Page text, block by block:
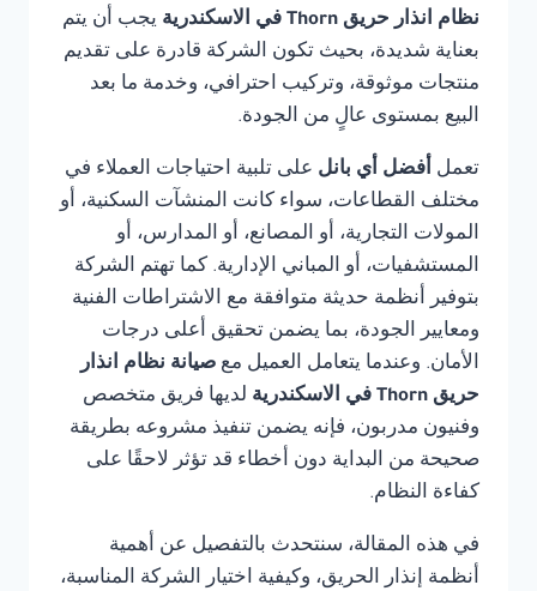
نظام انذار حريق Thorn في الاسكندرية
يجب أن يتم
بعناية شديدة، بحيث تكون الشركة قادرة على تقديم
منتجات موثوقة، وتركيب احترافي، وخدمة ما بعد
البيع بمستوى عالٍ من الجودة.
تعمل أفضل أي بانل على تلبية احتياجات العملاء في
مختلف القطاعات، سواء كانت المنشآت السكنية، أو
المولات التجارية، أو المصانع، أو المدارس، أو
المستشفيات، أو المباني الإدارية. كما تهتم الشركة
بتوفير أنظمة حديثة متوافقة مع الاشتراطات الفنية
ومعايير الجودة، بما يضمن تحقيق أعلى درجات
الأمان. وعندما يتعامل العميل مع صيانة نظام انذار
حريق Thorn في الاسكندرية
لديها فريق متخصص
وفنيون مدربون، فإنه يضمن تنفيذ مشروعه بطريقة
صحيحة من البداية دون أخطاء قد تؤثر لاحقًا على
كفاءة النظام.
في هذه المقالة، سنتحدث بالتفصيل عن أهمية
أنظمة إنذار الحريق، وكيفية اختيار الشركة المناسبة،